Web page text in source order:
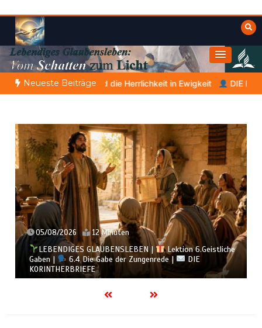
Inhalt
springen
Weisheiten der Bibel
Himmelwärts
Neueste Beiträge
in Ewigkeit DIE BIBLISCHE PERSON DES TAGES |
05/08/2026 12 Minuten
LEBENDIGES GLAUBENSLEBEN |
Lektion 6.Geistliche
Gaben |
6.4 Die Gabe der Zungenrede |
DIE
KORINTHERBRIEFE